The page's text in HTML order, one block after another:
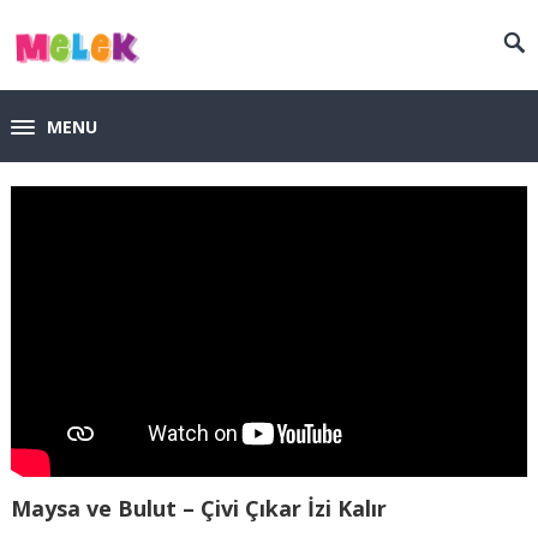
MENU
Maysa ve Bulut – Çivi Çıkar İzi Kalır